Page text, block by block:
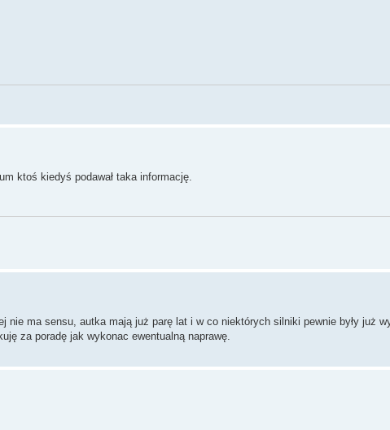
ktoś kiedyś podawał taka informację.
ma sensu, autka mają już parę lat i w co niektórych silniki pewnie były już
za poradę jak wykonac ewentualną naprawę.